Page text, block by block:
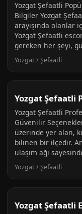
Yozgat Şefaatli
Bilgiler Yozgat
arayışında olanlar
Yozgat Şefaatli
gereken her şeyi,
Yozgat / Şefaatli
Yozgat Şefaatli
Yozgat Şefaatli
Güvenilir
üzerinde yer alan,
bilinen bir ilçedir.
ulaşım ağı
Yozgat / Şefaatli
Yozgat Şefaatli